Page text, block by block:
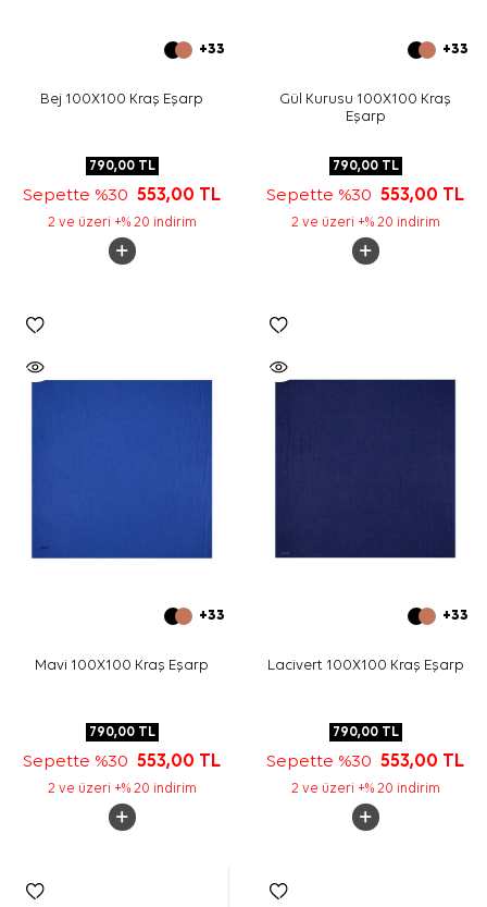
+33
Bej 100X100 Kraş Eşarp
790,00TL
Sepette %30 553,00 TL
2 ve üzeri +% 20 indirim
+33
Gül Kurusu 100X100 Kraş
Eşarp
790,00TL
Sepette %30 553,00 TL
2 ve üzeri +% 20 indirim
+33
Mavi 100X100 Kraş Eşarp
790,00TL
Sepette %30 553,00 TL
2 ve üzeri +% 20 indirim
+33
Lacivert 100X100 Kraş Eşarp
790,00TL
Sepette %30 553,00 TL
2 ve üzeri +% 20 indirim